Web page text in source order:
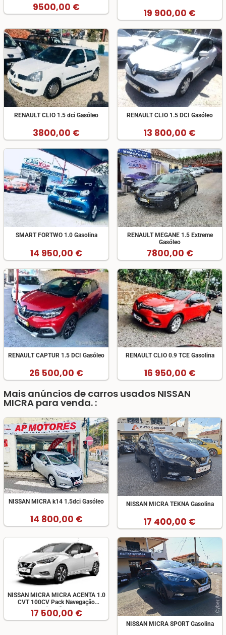
9500,00 € 19 900,00 €
RENAULT CLIO 1.5 dci Gasóleo
3800,00 €
RENAULT CLIO 1.5 DCI Gasóleo
13 800,00 €
SMART FORTWO 1.0 Gasolina
14 950,00 €
RENAULT MEGANE 1.5 Extreme
Gasóleo
7800,00 €
RENAULT CAPTUR 1.5 DCI Gasóleo
26 500,00 €
RENAULT CLIO 0.9 TCE Gasolina
16 950,00 €
Mais anúncios de carros usados NISSAN
MICRA para venda. :
NISSAN MICRA k14 1.5dci Gasóleo
14 800,00 €
NISSAN MICRA TEKNA Gasolina
17 400,00 €
NISSAN MICRA MICRA ACENTA 1.0
CVT 100CV Pack Navegação
Gasolina
17 500,00 €
NISSAN MICRA SPORT Gasolina